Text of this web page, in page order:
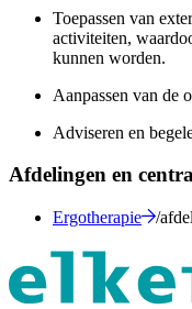
Toepassen van
activiteiten,
kunnen worden.
Aanpassen van de
Adviseren en
Afdelingen en
Ergotherapie /